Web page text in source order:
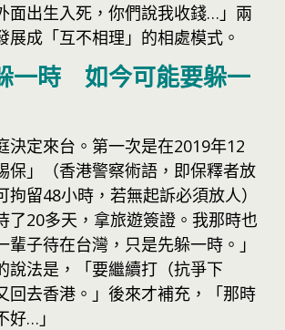
面出生入死，你們說我收錢…」兩
展成「互不相理」的相處模式。
一時 如今可能要躲一
決定來台。第一次是在2019年12
保」（香港警察術語，即保釋者放
拘留48小時，若無起訴必須放人）
了20多天，拿旅遊簽證。我那時也
輩子待在台灣，只是先躲一時。」
說法是，「要繼續打（抗爭下
回去香港。」後來才補充，「那時
好…」